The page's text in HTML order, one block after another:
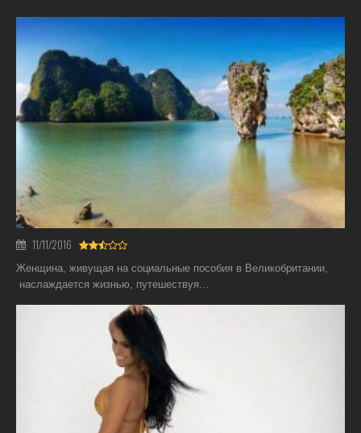
11/11/2016
Женщина, живущая на социальные пособия в Великобритании,
наслаждается жизнью, путешествуя…